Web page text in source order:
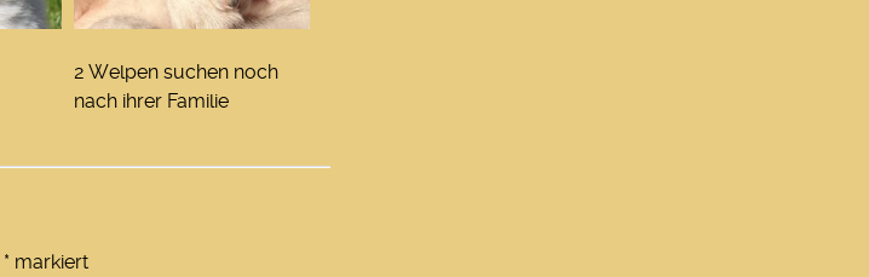
2 Welpen suchen noch
nach ihrer Familie
* markiert